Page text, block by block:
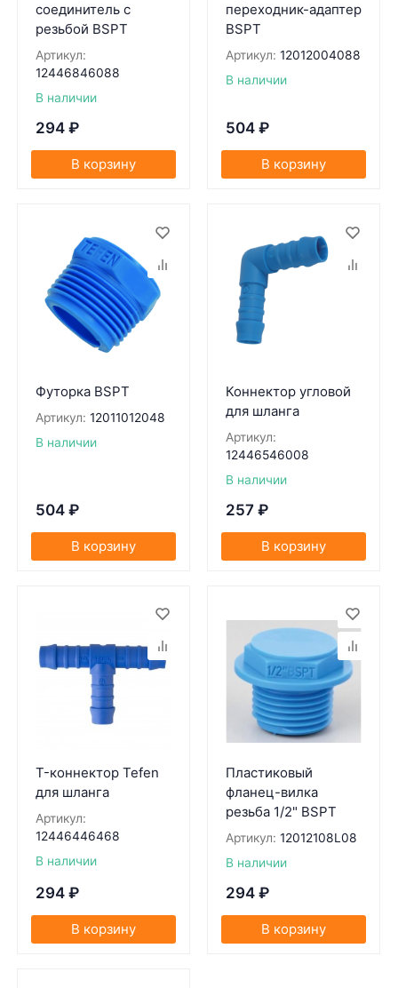
соединитель с
резьбой BSPT
Артикул:
12446846088
В наличии
294 ₽
В корзину
переходник-адаптер
BSPT
Артикул: 12012004088
В наличии
504 ₽
В корзину
Футорка BSPT
Артикул: 12011012048
В наличии
504 ₽
В корзину
Коннектор угловой
для шланга
Артикул:
12446546008
В наличии
257 ₽
В корзину
T-коннектор Tefen
для шланга
Артикул:
12446446468
В наличии
294 ₽
В корзину
Пластиковый
фланец-вилка
резьба 1/2" BSPT
Артикул: 12012108L08
В наличии
294 ₽
В корзину